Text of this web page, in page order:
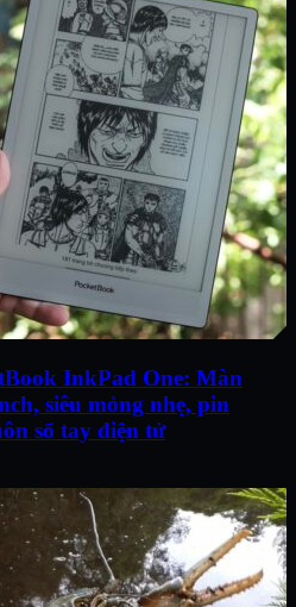
InkPad One: Màn
siêu mỏng nhẹ, pin
sổ tay điện tử